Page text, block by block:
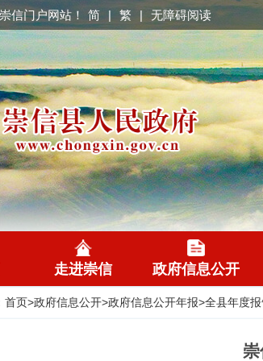
信门户网站！ 简 | 繁 | 无障碍阅读
走进崇信 政府信息公开
首页>政府信息公开>政府信息公开年报>全县年度